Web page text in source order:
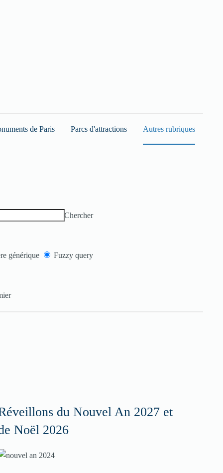
de Paris Parcs d'attractions Autres rubriques
Chercher
générique Fuzzy query
du Nouvel An 2027 et
Noël 2026